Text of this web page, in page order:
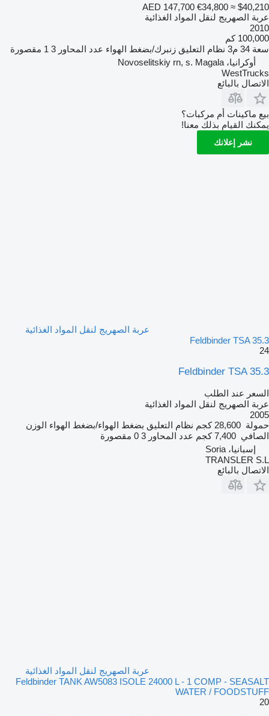
AED 147,700 €34,800 ≈ $40,210
عربة الصهريج لنقل المواد الغذائية
2010
100,000 كم
سعة 34 م3 نظام التعليق زنبرك/بضغط الهواء عدد المحاور 3 1 مقصورة
أوكرانيا، Novoselitskiy rn, s. Magala
WestTrucks
الاتصال بالبائع
بيع ماكينات أم مركبات؟
يمكنك القيام بذلك معنا!
نشر إعلانك
عربة الصهريج لنقل المواد الغذائية
Feldbinder TSA 35.3
24
Feldbinder TSA 35.3
السعر عند الطلب
عربة الصهريج لنقل المواد الغذائية
2005
حمولة 28,600 كجم نظام التعليق بضغط الهواء/بضغط الهواء الوزن
الصافي 7,400 كجم عدد المحاور 3 0 مقصورة
إسبانيا، Soria
TRANSLER S.L
الاتصال بالبائع
عربة الصهريج لنقل المواد الغذائية
Feldbinder TANK AW5083 ISOLE 24000 L - 1 COMP - SEASALT
WATER / FOODSTUFF
20